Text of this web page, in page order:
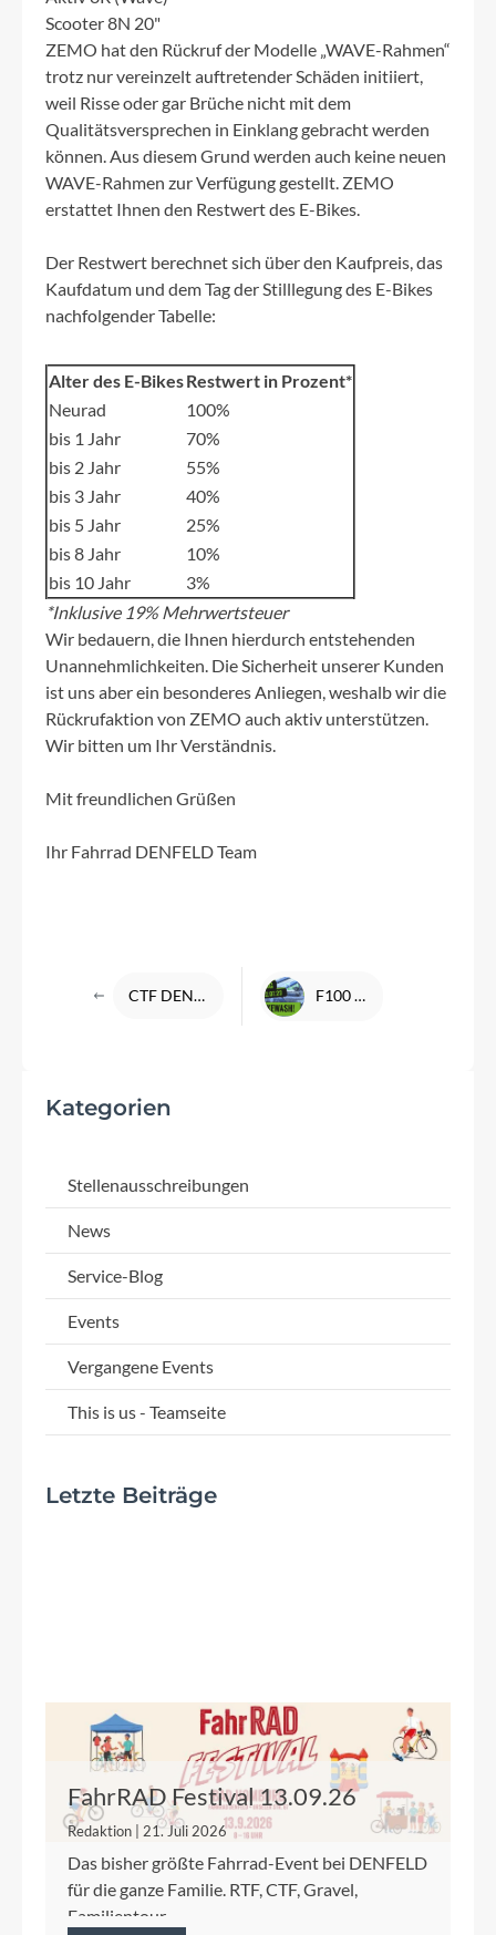
Scooter 8N 20"
ZEMO hat den Rückruf der Modelle „WAVE-Rahmen“
trotz nur vereinzelt auftretender Schäden initiiert,
weil Risse oder gar Brüche nicht mit dem
Qualitätsversprechen in Einklang gebracht werden
können. Aus diesem Grund werden auch keine neuen
WAVE-Rahmen zur Verfügung gestellt. ZEMO
erstattet Ihnen den Restwert des E-Bikes.
Der Restwert berechnet sich über den Kaufpreis, das
Kaufdatum und dem Tag der Stilllegung des E-Bikes
nachfolgender Tabelle:
Alter des E-BikesRestwert in Prozent*
Neurad
100%
bis 1 Jahr
70%
bis 2 Jahr
55%
bis 3 Jahr
40%
bis 5 Jahr
25%
bis 8 Jahr
10%
bis 10 Jahr
3%
*Inklusive 19% Mehrwertsteuer
Wir bedauern, die Ihnen hierdurch entstehenden
Unannehmlichkeiten. Die Sicherheit unserer Kunden
ist uns aber ein besonderes Anliegen, weshalb wir die
Rückrufaktion von ZEMO auch aktiv unterstützen.
Wir bitten um Ihr Verständnis.
Mit freundlichen Grüßen
Ihr Fahrrad DENFELD Team
CTF DENFELD MTB Taunus Tour - GPX Tourdaten F100 Pflegetag am 22.07.2023
Kategorien
Stellenausschreibungen
News
Service-Blog
Events
Vergangene Events
This is us - Teamseite
Letzte Beiträge
FahrRAD Festival 13.09.26
Redaktion | 21. Juli 2026
Das bisher größte Fahrrad-Event bei DENFELD
für die ganze Familie. RTF, CTF, Gravel,
Familientour.